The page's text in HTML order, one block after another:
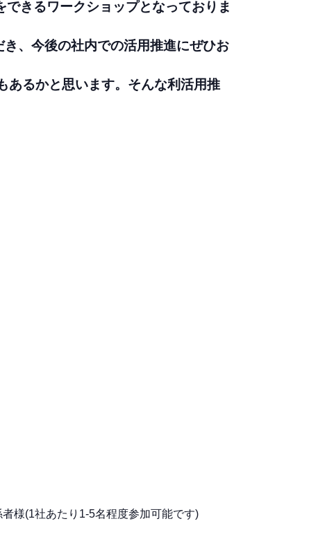
きるワークショップとなっておりま
、今後の社内での活用推進にぜひお
あるかと思います。そんな利活用推
様(1社あたり1-5名程度参加可能です)